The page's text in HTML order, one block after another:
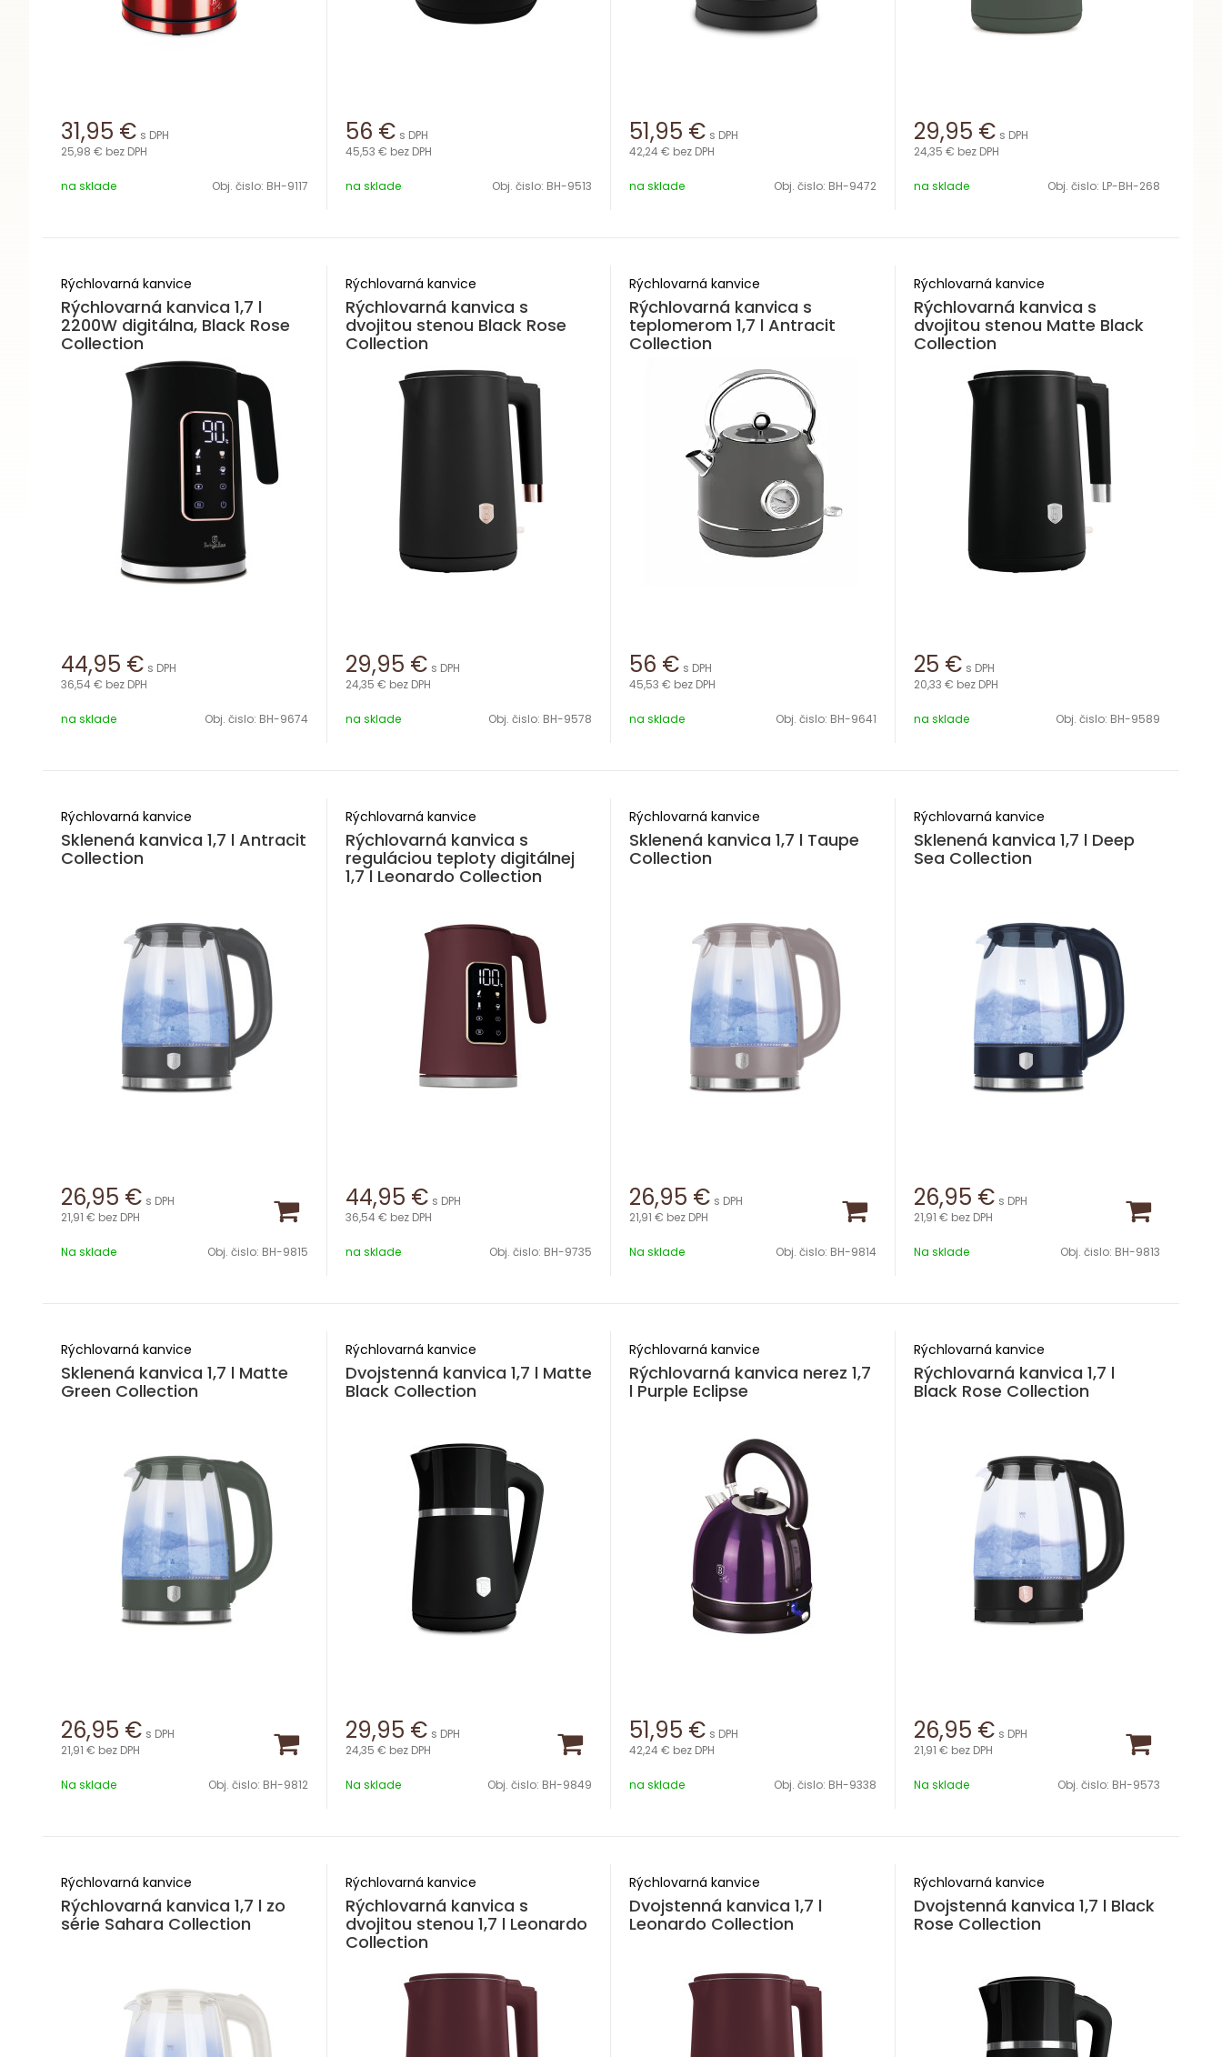
31,95 € s DPH
25,98 € bez DPH
na sklade Obj. čislo: BH-9117
56 € s DPH
45,53 € bez DPH
na sklade Obj. čislo: BH-9513
51,95 € s DPH
42,24 € bez DPH
na sklade Obj. čislo: BH-9472
29,95 € s DPH
24,35 € bez DPH
na sklade Obj. čislo: LP-BH-268
Rýchlovarná kanvice
Rýchlovarná kanvica 1,7 l
2200W digitálna, Black Rose
Collection
44,95 € s DPH
36,54 € bez DPH
na sklade Obj. čislo: BH-9674
Rýchlovarná kanvice
Rýchlovarná kanvica s
dvojitou stenou Black Rose
Collection
29,95 € s DPH
24,35 € bez DPH
na sklade Obj. čislo: BH-9578
Rýchlovarná kanvice
Rýchlovarná kanvica s
teplomerom 1,7 l Antracit
Collection
56 € s DPH
45,53 € bez DPH
na sklade Obj. čislo: BH-9641
Rýchlovarná kanvice
Rýchlovarná kanvica s
dvojitou stenou Matte Black
Collection
25 € s DPH
20,33 € bez DPH
na sklade Obj. čislo: BH-9589
Rýchlovarná kanvice
Sklenená kanvica 1,7 l Antracit
Collection
26,95 € s DPH
21,91 € bez DPH
Na sklade Obj. čislo: BH-9815
Rýchlovarná kanvice
Rýchlovarná kanvica s
reguláciou teploty digitálnej
1,7 l Leonardo Collection
44,95 € s DPH
36,54 € bez DPH
na sklade Obj. čislo: BH-9735
Rýchlovarná kanvice
Sklenená kanvica 1,7 l Taupe
Collection
26,95 € s DPH
21,91 € bez DPH
Na sklade Obj. čislo: BH-9814
Rýchlovarná kanvice
Sklenená kanvica 1,7 l Deep
Sea Collection
26,95 € s DPH
21,91 € bez DPH
Na sklade Obj. čislo: BH-9813
Rýchlovarná kanvice
Sklenená kanvica 1,7 l Matte
Green Collection
26,95 € s DPH
21,91 € bez DPH
Na sklade Obj. čislo: BH-9812
Rýchlovarná kanvice
Dvojstenná kanvica 1,7 l Matte
Black Collection
29,95 € s DPH
24,35 € bez DPH
Na sklade Obj. čislo: BH-9849
Rýchlovarná kanvice
Rýchlovarná kanvica nerez 1,7
l Purple Eclipse
51,95 € s DPH
42,24 € bez DPH
na sklade Obj. čislo: BH-9338
Rýchlovarná kanvice
Rýchlovarná kanvica 1,7 l
Black Rose Collection
26,95 € s DPH
21,91 € bez DPH
Na sklade Obj. čislo: BH-9573
Rýchlovarná kanvice
Rýchlovarná kanvica 1,7 l zo
série Sahara Collection
Rýchlovarná kanvice
Rýchlovarná kanvica s
dvojitou stenou 1,7 l Leonardo
Collection
Rýchlovarná kanvice
Dvojstenná kanvica 1,7 l
Leonardo Collection
Rýchlovarná kanvice
Dvojstenná kanvica 1,7 l Black
Rose Collection